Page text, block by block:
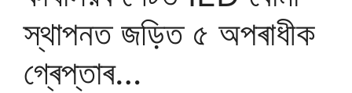
স্থাপনত জড়িত ৫ অপৰাধীক
গ্ৰেপ্তাৰ…